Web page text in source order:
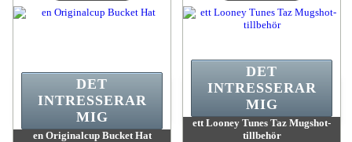
en Originalcup Bucket Hat
DET
INTRESSERAR
MIG
ett Looney Tunes Taz Mugshot-
tillbehör
DET
INTRESSERAR
MIG